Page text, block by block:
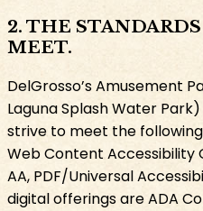
2. THE
MEET.​​​​‌ ‍ ​‍​‍‌‍ ‌ ​‍‌‍‍‌‌‍‌ ‌‍‍‌‌‍ ‍​‍​‍​ ‍‍​‍​‍‌ ​ ‌‍​‌‌‍ ‍‌‍‍‌‌ ‌​‌ ‍‌​‍ ‍‌‍‍‌‌‍ ​‍​‍​‍ ​​‍​‍‌‍‍​‌ ​‍‌‍‌‌‌‍‌‍​‍​‍​ ‍‍​‍​‍‌‍‍​‌ ‌​‌ ‌​‌ ​​​ ‍‍​‍ ​‍ ‌‍ ​‌‍​‌​‍ ‌‌‍‌‍‌‍​‌‌‍ ‌‌‍‍‌‌‍‌ ‌‍ ​‌‍‍‌‌‍​‌​‍ ‌‌‍‌​‌‍‌‌‌‍ ​‌‍‌ ‌ ​‍‌‍ ‌ ​ ‌ ​ ‌‍ ​‍ ‍‌ ​ ‌‍​‌‌‍ ‍‌‍‍‌‌ ‌​‌ ‍‌​‍ ‍‌ ​ ‌ ‌​‌ ‌‌‌‍‌​‌‍‍‌‌‍ ​‍ ‌‍‍‌‌‍ ‍‌ ‌​‌‍‌‌‌‍ ‍‌ ‌​​‍ ‌‍‌‌‌‍‌​‌‍‍‌‌ ‌​​‍ ‌‍ ‌‌‍ ‌‍‌​‌‍‌‌​ ‌‌ ​​‌ ​‍‌‍‌‌‌ ​ ‌‍‌‌‌‍ ‍‌ ‌​‌‍​‌‌ ‌​‌‍‍‌‌‍ ‌‍ ‍​ ‍ ‌‍‍‌‌‍‌​​ ‌​ ‌‌​ ​​​ ‌​‌‍‌​‌‍​‍‌‍​‍​ ‌ ‌‍‌‌​‍ ‌​ ​ ‌‍‌​‌‍​ ​ ‌​​‍ ‌​ ‌​​ ‌‌​ ​‌​ ‍‌​‍ ‌‌‍​‍‌‍‌‍​ ‌ ​ ​​​‍ ‌​ ​ ​ ‌‌‌‍‌‍​ ‌‍‌‍​‌​ ​‌‌‍​‌​ ​​​ ​‌‌‍‌‍‌‍​‍‌‍‌‌​ ‍ ‌ ‌​‌ ‍‌‌ ​​‌‍‌‌​ ‌‌ ​​‌‍​‌‌‍‌ ‌‍‌‌​ ‍ ‌ ​​‌‍​‌‌ ‌​‌‍‍​​ ‌‌ ​​‌‍​‌‌‍‌ ‌‍‌‌‌​​‍‌ ‌‌‌‍‍‌‌‍ ​‌‍‌​‌‍‌‌‌ ​‍​‍‌‌​ ‌‌‌​​‍‌‌ ‌‍‍ ‌‍‌‌‌ ‍‌​‍‌‌​ ​ ‌​‌​​‍‌‌​ ​ ‌​‌​​‍‌‌​ ​‍​ ​‍​ ‍‌​ ‌‍​ ‌ ‌‍​‌​ ‌ ​ ​‌​ ​‌‌‍​‌‌‍​‌​ ‍‌​ ​‌​ ​​​‍‌‌​ ​‍​ ​‍​‍‌‌​ ‌‌‌​‌​​‍ ‍‌‍​‍‌‍ ‌‍‌​‌ ‍‌​‍‌‌​ ‌‌‌​​‍‌‌ ‌‍‍ ‌‍‌‌‌ ‍‌​‍‌‌​ ​ ‌​‌​​‍‌‌​ ​ ‌​‌​​‍‌‌​ ​‍​ ​‍​ ​​‌‍‌‌‌‍​ ​ ​‍​ ​​​ ‌ ‌‍​‌​ ‌‌​ ​‌‌‍​‌​ ‌‍​ ​ ​‍‌‌​ ​‍​ ​‍​‍‌‌​ ‌‌‌​‌​​‍ ‍‌‍​ ‌‍‍​‌‍‍‌‌‍ ​‌‍‌​‌ ​‍‌‍‌‌‌‍ ‍​‍‌‌​ ‌‌‌​​‍‌‌ ‌‍‍ ‌‍‌‌‌ ‍‌​‍‌‌​ ​ ‌​‌​​‍‌‌​ ​ ‌​‌​​‍‌‌​ ​‍​ ​‍‌‍​‌​ ‌‌‌‍​‍​ ​​​ ‍‌​ ‌ ​ ‌​​ ‌‍‌‍​‌‌‍‌‍‌‍​‍‌‍​‌​‍‌‌​ ​‍​ ​‍​‍‌‌​ ‌‌‌​‌​​‍ ‍‌ ‌​‌‍‌‌‌ ‍​‌ ‌​​ ‌‍​‍‌‍​‌‌ ​ ‌‍‌‌‌‌‌‌‌ ​‍‌‍ ​​ ‌‌‍‍​‌ ‌​‌ ‌​‌ ​​​‍‌‌​ ​ ‌​​‌​‍‌‌​ ​‍‌​‌‍​‍‌‌​ ​‍‌​‌‍‌‍ ​‌‍​‌​‍ ‌‌‍‌‍‌‍​‌‌‍ ‌‌‍‍‌‌‍‌ ‌‍ ​‌‍‍‌‌‍​‌​‍ ‌‌‍‌​‌‍‌‌‌‍ ​‌‍‌ ‌ ​‍‌‍ ‌ ​ ‌ ​ ‌‍ ​‍ ‍‌ ​ ‌‍​‌‌‍ ‍‌‍‍‌‌ ‌​‌ ‍‌​‍ ‍‌ ​ ‌ ‌​‌ ‌‌‌‍‌​‌‍‍‌‌‍ ​‍‌‍‌‍‍‌‌‍‌​​ ‌​ ‌‌​ ​​​ ‌​‌‍‌​‌‍​‍‌‍​‍​ ‌ ‌‍‌‌​‍ ‌​ ​ ‌‍‌​‌‍​ ​ ‌​​‍ ‌​ ‌​​ ‌‌​ ​‌​ ‍‌​‍ ‌‌‍​‍‌‍‌‍​ ‌ ​ ​​​‍ ‌​ ​ ​ ‌‌‌‍‌‍​ ‌‍‌‍​‌​ ​‌‌‍​‌​ ​​​ ​‌‌‍‌‍‌‍​‍‌‍‌‌​‍‌‍‌ ‌​‌ ‍‌‌ ​​‌‍‌‌​ ‌‌ ​​‌‍​‌‌‍‌ ‌‍‌‌​‍‌‍‌ ​​‌‍​‌‌ ‌​‌‍‍​​ ‌‌ ​​‌‍​‌‌‍‌ ‌‍‌‌‌​​‍‌ ‌‌‌‍‍‌‌‍ ​‌‍‌​‌‍‌‌‌ ​‍​‍‌‌​ ‌‌‌​​‍‌‌ ‌‍‍ ‌‍‌‌‌ ‍‌​‍‌‌​ ​ ‌​‌​​‍‌‌​ ​ ‌​‌​​‍‌‌​ ​‍​ ​‍​ ‍‌​ ‌‍​ ‌ ‌‍​‌​ ‌ ​ ​‌​ ​‌‌‍​‌‌‍​‌​ ‍‌​ ​‌​ ​​​‍‌‌​ ​‍​ ​‍​‍‌‌​ ‌‌‌​‌​​‍ ‍‌‍​‍‌‍ ‌‍‌​‌ ‍‌​‍‌‌​ ‌‌‌​​‍‌‌ ‌‍‍ ‌‍‌‌‌ ‍‌​‍‌‌​ ​ ‌​‌​​‍‌‌​ ​ ‌​‌​​‍‌‌​ ​‍​ ​‍​ ​​‌‍‌‌‌‍​ ​ ​‍​ ​​​ ‌ ‌‍​‌​ ‌‌​ ​‌‌‍​‌​ ‌‍​ ​ ​‍‌‌​ ​‍​ ​‍​‍‌‌​ ‌‌‌​‌​​‍ ‍‌‍​ ‌‍‍​‌‍‍‌‌‍ ​‌‍‌​‌ ​‍‌‍‌‌‌‍ ‍​‍‌‌​ ‌‌‌​​‍‌‌ ‌‍‍ ‌‍‌‌‌ ‍‌​‍‌‌​ ​ ‌​‌​​‍‌‌​ ​ ‌​‌​​‍‌‌​ ​‍​ ​‍‌‍​‌​ ‌‌‌‍​‍​ ​​​ ‍‌​ ‌ ​ ‌​​ ‌‍‌‍​‌‌‍‌‍‌‍​‍‌‍​‌​‍‌‌​ ​‍​ ​‍​‍‌‌​ ‌‌‌​‌​​‍ ‍‌ ‌​‌‍‌‌‌ ‍​‌ ‌​​‍‌‍‌ ​​‌‍‌‌‌ ​‍‌ ​ ‌ ​​‌‍‌‌‌‍​ ‌ ‌​‌‍‍‌‌ ‌‍‌‍‌‌​ ‌‌ ​​‌ ‌‌‌‍​‍‌‍ ​‌‍‍‌‌ ​ ‌‍‍​‌‍‌‌‌‍‌​​‍​‍‌ ‌
DelGrosso’s Amusement
Laguna Splash Water
strive to meet the
Web Content Accessibility
AA, PDF/Universal
digital offerings are ADA Compliant.​​​​‌